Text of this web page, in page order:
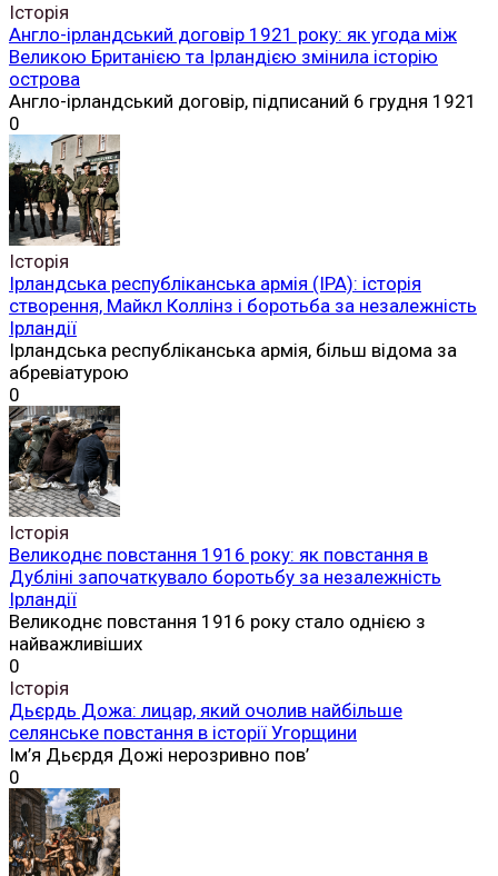
Історія
Англо-ірландський договір 1921 року: як угода між
Великою Британією та Ірландією змінила історію
острова
Англо-ірландський договір, підписаний 6 грудня 1921
0
Історія
Ірландська республіканська армія (ІРА): історія
створення, Майкл Коллінз і боротьба за незалежність
Ірландії
Ірландська республіканська армія, більш відома за
абревіатурою
0
Історія
Великоднє повстання 1916 року: як повстання в
Дубліні започаткувало боротьбу за незалежність
Ірландії
Великоднє повстання 1916 року стало однією з
найважливіших
0
Історія
Дьєрдь Дожа: лицар, який очолив найбільше
селянське повстання в історії Угорщини
Ім’я Дьєрдя Дожі нерозривно пов’
0